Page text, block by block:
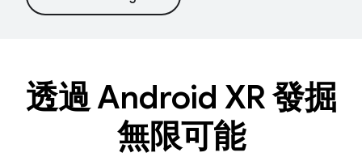
透過 Android XR 發掘
無限可能